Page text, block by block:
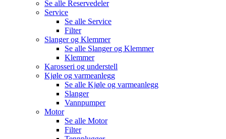
Se alle Reservedeler
Service
Se alle Service
Filter
Slanger og Klemmer
Se alle Slanger og Klemmer
Klemmer
Karosseri og understell
Kjøle og varmeanlegg
Se alle Kjøle og varmeanlegg
Slanger
Vannpumper
Motor
Se alle Motor
Filter